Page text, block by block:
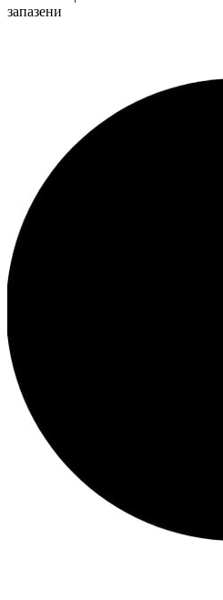
запазени